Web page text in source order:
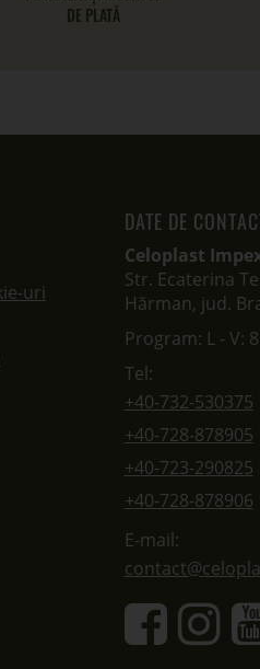
DE PLATĂ
uri
DATE DE
Celoplast
Str. Ecaterina
Hărman, jud.
Program: L - V:
Tel:
+40-732-530375
+40-728-878905
+40-723-290825
+40-728-878906
E-mail: